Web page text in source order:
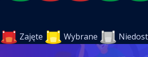
Zajęte Wybrane